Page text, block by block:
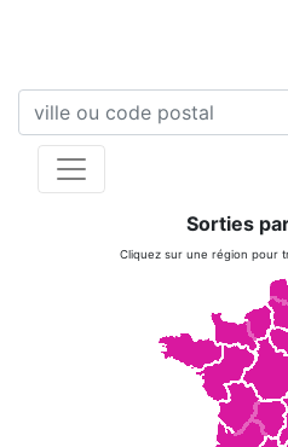
Sorties
Cliquez sur une région pour